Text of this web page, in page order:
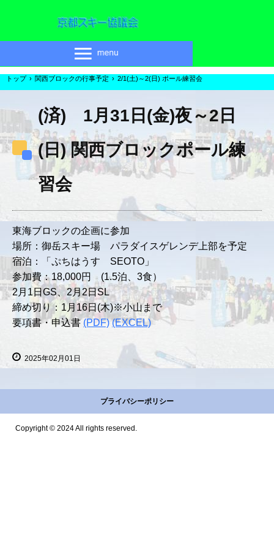
トップ › 関西ブロックの行事予定 › 2/1(土)～2(日) ポール練習会
(済) 1月31日(金)夜～2日
(日) 関西ブロックポール練
習会
東海ブロックの企画に参加
場所：御岳スキー場 パラダイスゲレンデ上部を予定
宿泊：「ぷちはうす SEOTO」
参加費：18,000円 (1.5泊、3食）
2月1日GS、2月2日SL
締め切り：1月16日(木)※小山まで
要項書・申込書(PDF) (EXCEL)
2025年02月01日
プライバシーポリシー
Copyright © 2024 All rights reserved.